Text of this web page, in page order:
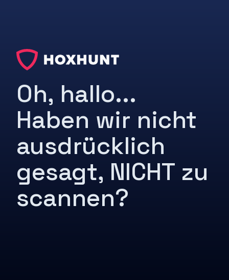
Oh, hallo...
Haben wir nicht
ausdrücklich
gesagt, NICHT zu
scannen?